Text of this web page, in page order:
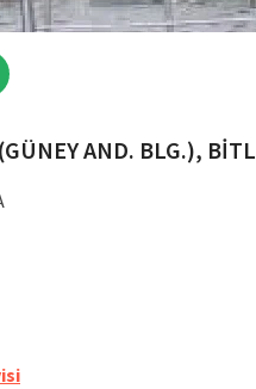
AND. BLG.),